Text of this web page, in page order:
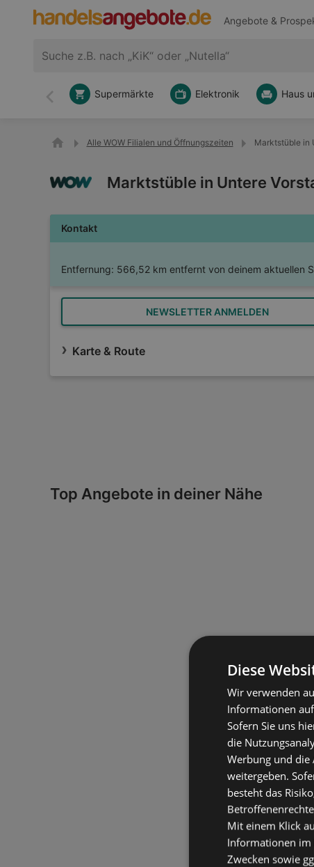
Angebote &
Zurück
Supermärkte Elektronik Haus
Alle WOW Filialen und Öffnungszeiten Marktstüble in
Marktstüble in Untere
Kontakt
Entfernung: 566,52 km entfernt von deinem aktuellen
NEWSLETTER ANMELDEN
Karte & Route
Top Angebote in deiner Nähe
Diese
Wir verwenden
Informationen
Sofern Sie uns
die
Werbung und die
weitergeben.
besteht das
Mit einem Klick
Informationen im
Zwecken sowie